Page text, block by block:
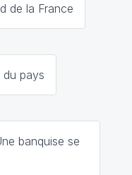
de la France
du pays
banquise se